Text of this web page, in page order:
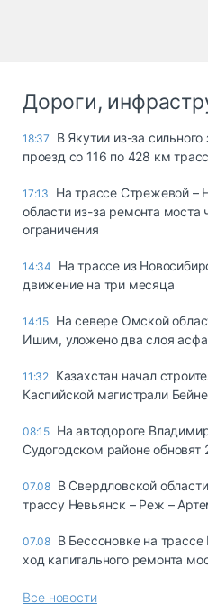
Дороги,
18:37
В Якутии из-за
проезд со 116 по 428 км
17:13
На трассе Стрежевой –
области из-за ремонта моста
ограничения
14:34
На трассе из
движение на три месяца
14:15 На севере Омской
Ишим, уложено два слоя
11:32 Казахстан начал
Каспийской магистрали
08:15 На автодороге
Судогодском районе обновят
07.08 В Свердловской
трассу Невьянск – Реж –
07.08 В Бессоновке на
ход капитального ремонта
Все новости